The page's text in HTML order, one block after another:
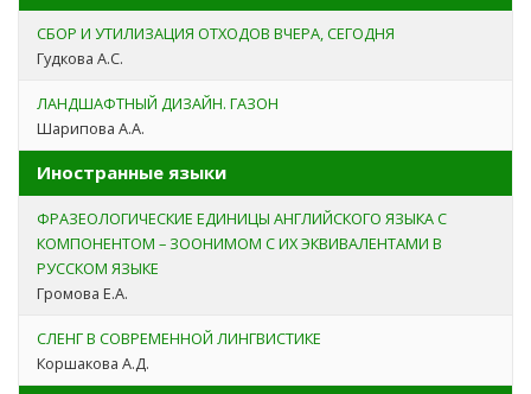
СБОР И УТИЛИЗАЦИЯ ОТХОДОВ ВЧЕРА, СЕГОДНЯ
Гудкова А.С.
ЛАНДШАФТНЫЙ ДИЗАЙН. ГАЗОН
Шарипова А.А.
Иностранные языки
ФРАЗЕОЛОГИЧЕСКИЕ ЕДИНИЦЫ АНГЛИЙСКОГО ЯЗЫКА С
КОМПОНЕНТОМ – ЗООНИМОМ С ИХ ЭКВИВАЛЕНТАМИ В
РУССКОМ ЯЗЫКЕ
Громова Е.А.
СЛЕНГ В СОВРЕМЕННОЙ ЛИНГВИСТИКЕ
Коршакова А.Д.